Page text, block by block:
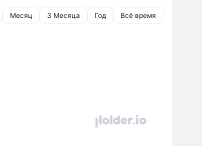
Месяц 3 Месяца Год Всё время